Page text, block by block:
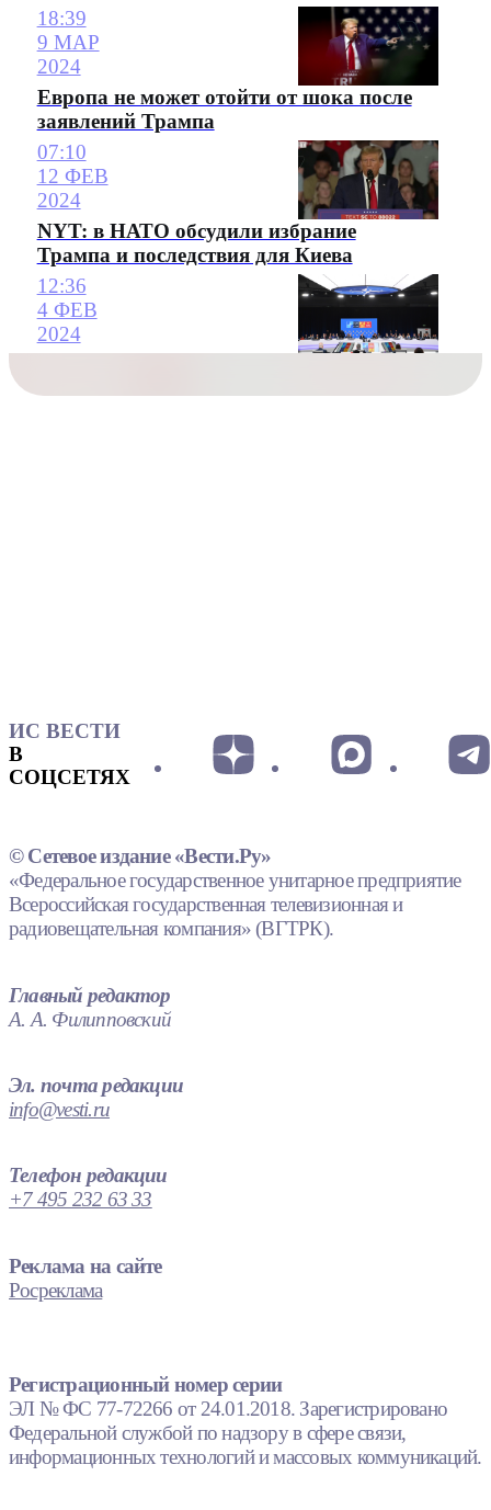
18:39
9 МАР
2024
Европа не может отойти от шока после
заявлений Трампа
07:10
12 ФЕВ
2024
NYT: в НАТО обсудили избрание
Трампа и последствия для Киева
12:36
4 ФЕВ
2024
ИС ВЕСТИ
В
СОЦСЕТЯХ
© Сетевое издание «Вести.Ру»
«Федеральное государственное унитарное предприятие
Всероссийская государственная телевизионная и
радиовещательная компания» (ВГТРК).
Главный редактор
А. А. Филипповский
Эл. почта редакции
info@vesti.ru
Телефон редакции
+7 495 232 63 33
Реклама на сайте
Росреклама
Регистрационный номер серии
ЭЛ № ФС 77-72266 от 24.01.2018. Зарегистрировано
Федеральной службой по надзору в сфере связи,
информационных технологий и массовых коммуникаций.